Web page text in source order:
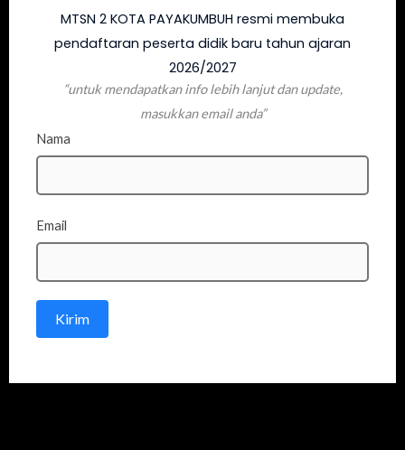
MTSN 2 KOTA PAYAKUMBUH resmi membuka
pendaftaran peserta didik baru tahun ajaran
2026/2027
“untuk mendapatkan info lebih lanjut dan update,
masukkan email anda”
Nama
Email
Kirim